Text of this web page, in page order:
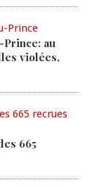
Prince: au
violées,
665